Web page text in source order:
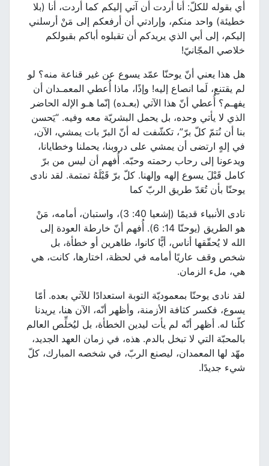
أي بقوله للكلّ: أنا أردت أن آتي إليكم كما أردت، أنا (بلا
خطيئة) واحد منكم، وإرادتي أن أرفعكم إلى مَنْ أرسلني
إليكم، إلى أبي الذي يريدكم أن تقبلوه أباكم بقبولكم
خلاصي المجّانيّ!
هل هذا يعني أنّ يوحنّا عمّد يسوع عن غير قناعة منه؟ لو
لم يقتنع، لَما انصاع إليه! وإذًا، ماذا أُعطي المعمـدان أن
يفهـم؟ أُعطي أنّ هذا الآتي (بعـده) إنّما هـو الإله الحاضر
الذي لا يأتي وحده، بل يحمل البشريّة معه وفيه. “يَحسن
بنا أن نُتمّ كلّ برّ”، تكشّفت له أنّ البرّ بات يمشي، الآن،
في إلهٍ ارتضى أن يمشي على دروبنا، يحملنا وخطايانا،
ويدعونا إلى رحاب رحمته وحبّه. أُفهم أن ليس من برّ
كامل قَبْلَ يسوع إلهه وإلهنا. كلّ برّ قَبْلَهُ تمتمة. لقد نادى
يوحنّا بأن تُعَدّ طريق الربّ كما
نادى الأنبياء قديمًا (إشعيا 40: 3)، واستبان، أمامه، مَنْ
هو الطريق (يوحنّا 14: 6). أُفهم أنّ خارطة العودة إلى
الله لا يُحقّقها أناس، أيًّا كانوا، طاهرين أو خطأة، بل
شخص وقف عاريًا أمامه في لحظة، اختارها، كانت، هي
هي، ملء الزمان.
لقد نادى يوحنّا بمعموديّة التوبة استعدادًا للآتي بعده. أمّا
يسوع، فكسر كثافة الأزمنة، وأظهر أنّه، الآن هنا، يريدنا
كلّنا له. أظهر أنّه لم يأت ليدين الخطأة، بل ليُخلِّص العالم
بالمحبّة التي لا تبخل بالدم. هذه، في زمان العهد الجديد،
مهّد لها المعمدان، ليصنع الربّ، في شخصه المبارك، كلّ
شيء جديدًا.